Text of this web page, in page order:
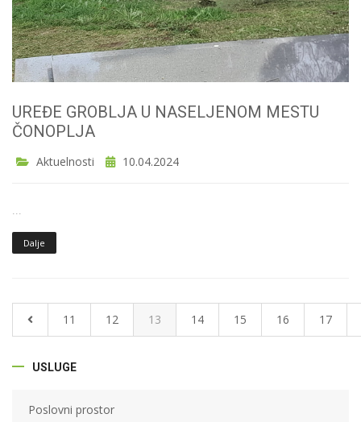
UREĐE GROBLJA U NASELJENOM MESTU
ČONOPLJA
Aktuelnosti 10.04.2024
Dalje
11 12 13 14 15 16 17
USLUGE
Poslovni prostor